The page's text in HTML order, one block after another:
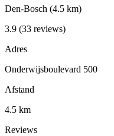
Den-Bosch (4.5 km)
3.9 (33 reviews)
Adres
Onderwijsboulevard 500
Afstand
4.5 km
Reviews